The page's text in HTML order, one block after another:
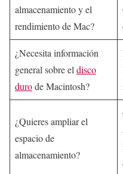
almacenamiento y el
rendimiento de Mac?
¿Necesita información
general sobre eldisco
durode Macintosh?
¿Quieres ampliar el
espacio de
almacenamiento?